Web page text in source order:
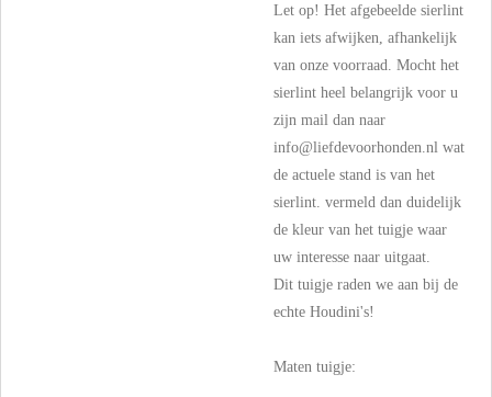
Let op! Het afgebeelde sierlint
kan iets afwijken, afhankelijk
van onze voorraad. Mocht het
sierlint heel belangrijk voor u
zijn mail dan naar
info@liefdevoorhonden.nl wat
de actuele stand is van het
sierlint. vermeld dan duidelijk
de kleur van het tuigje waar
uw interesse naar uitgaat.
Dit tuigje raden we aan bij de
echte Houdini's!
Maten tuigje: